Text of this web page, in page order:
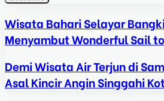
Wisata Bahari Selayar
Menyambut Wonderful Sail
Demi Wisata Air Terjun di
Asal Kincir Angin Singgahi